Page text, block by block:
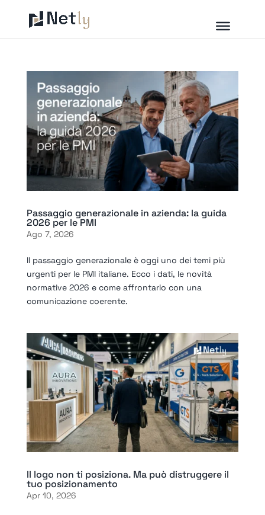
Passaggio generazionale in azienda: la guida
2026 per le PMI
Ago 7, 2026
Il passaggio generazionale è oggi uno dei temi più
urgenti per le PMI italiane. Ecco i dati, le novità
normative 2026 e come affrontarlo con una
comunicazione coerente.
Il logo non ti posiziona. Ma può distruggere il
tuo posizionamento
Apr 10, 2026